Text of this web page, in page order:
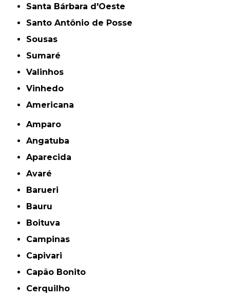
Santa Bárbara d'Oeste
Santo Antônio de Posse
Sousas
Sumaré
Valinhos
Vinhedo
americana
Amparo
Angatuba
Aparecida
Avaré
Barueri
Bauru
Boituva
Campinas
Capivari
Capão Bonito
Cerquilho